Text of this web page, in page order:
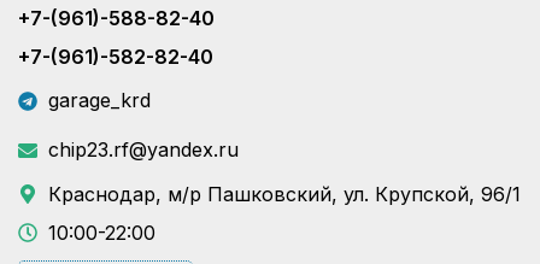
+7-(961)-588-82-40
+7-(961)-582-82-40
garage_krd
chip23.rf@yandex.ru
Краснодар, м/р Пашковский, ул. Крупской, 96/1
10:00-22:00